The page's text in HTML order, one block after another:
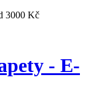
3000 Kč
- E-